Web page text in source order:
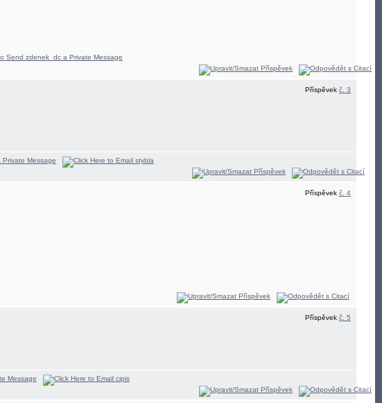
Příspěvek č. 3
Příspěvek č. 4
Příspěvek č. 5